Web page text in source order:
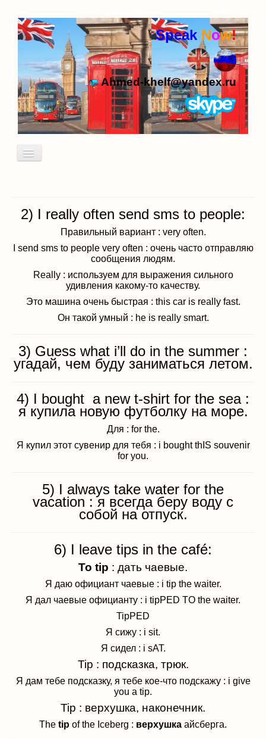
Speak Now!
Ahmed-khelf@yandex.ru
Включить/
идиомы
2) I really often send sms to people:
Правильный вариант : very often.
I send sms to people very often : очень часто отправляю
сообщения людям.
Really : используем для выражения сильного
удивления какому-то качеству.
Это машина очень быстрая : this car is really fast.
Он такой умный : he is really smart.
3) Guess what i’ll do in the summer :
угадай, чем буду заниматься летом.
4) I bought a new t-shirt for the sea :
я купила новую футболку на море.
Для : for the.
Я купил этот сувенир для тебя : i bought thIS souvenir
for you.
5) I always take water for the
vacation : я всегда беру воду с
собой на отпуск.
6) I leave tips in the café:
To tip : дать чаевые.
Я даю официант чаевые : i tip the waiter.
Я дал чаевые официанту : i tipPED TO the waiter.
TipPED
Я сижу : i sit.
Я сидел : i sAT.
Tip : подсказка, трюк.
Я дам тебе подсказку, я тебе кое-что подскажу : i give
you a tip.
Tip : верхушка, наконечник.
The tip of the Iceberg : верхушка айсберга.